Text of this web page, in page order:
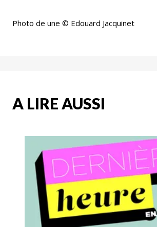
Photo de une © Edouard Jacquinet
A LIRE AUSSI